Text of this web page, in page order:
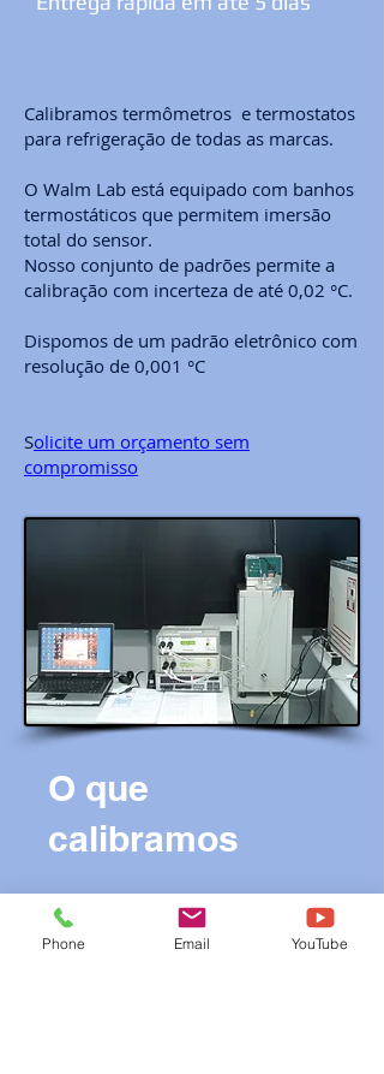
Calibramos termômetros e termostatos
para refrigeração de todas as marcas.
O Walm Lab está equipado com banhos
termostáticos que permitem imersão
total do sensor.
Nosso conjunto de padrões permite a
calibração com incerteza de até 0,02 °C.
Dispomos de um padrão eletrônico com
resolução de 0,001 °C
Solicite um orçamento sem
compromisso
O que
calibramos
Termômetro de refrigeração
Phone Email YouTube